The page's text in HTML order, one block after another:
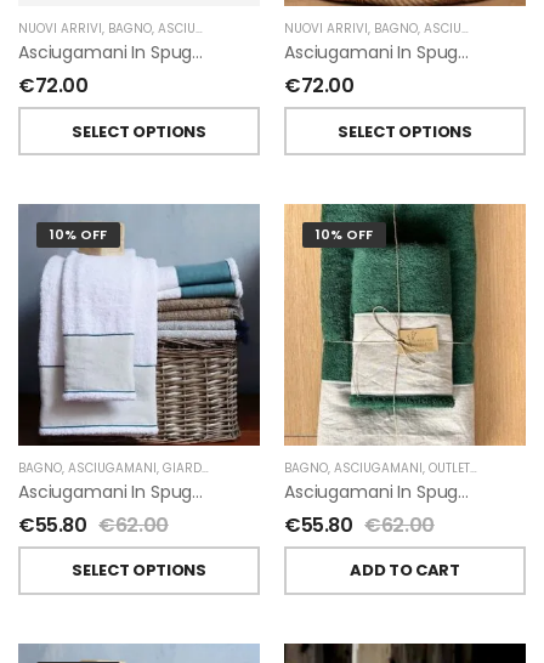
NUOVI ARRIVI, BAGNO, ASCIUGAMANI GIARDINO SEGRETO
Asciugamani In Spugna Con Fiori In Lino Applicati Di Giardino Segreto.
€72.00
SELECT OPTIONS
NUOVI ARRIVI, BAGNO, ASCIUGAMANI
Asciugamani In Spugna Con Ricami Marini Di Giardino Segreto.
€72.00
SELECT OPTIONS
10% OFF
BAGNO, ASCIUGAMANI, GIARDINO SEGRETO
Asciugamani In Spugna E Lino Di Giardino Segreto
€55.80 €62.00
SELECT OPTIONS
10% OFF
BAGNO, ASCIUGAMANI, OUTLET,
Asciugamani In Spugna E Lino Di Giardino Segreto
€55.80 €62.00
ADD TO CART